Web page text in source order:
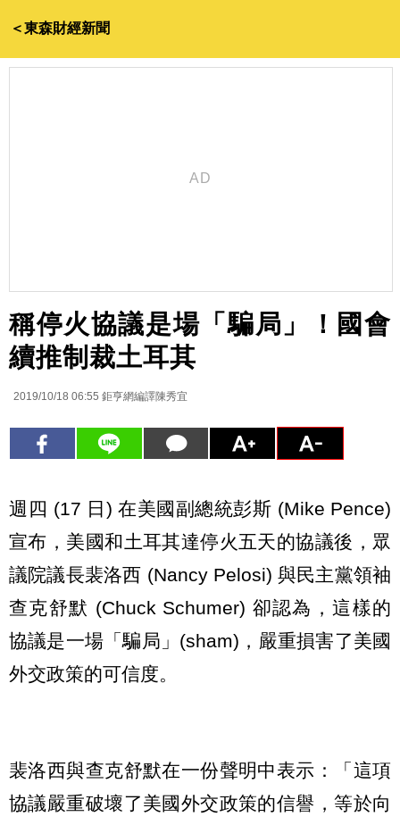
＜東森財經新聞
稱停火協議是場「騙局」！國會
續推制裁土耳其
2019/10/18 06:55 鉅亨網編譯陳秀宜
週四 (17 日) 在美國副總統彭斯 (Mike Pence)
宣布，美國和土耳其達停火五天的協議後，眾
議院議長裴洛西 (Nancy Pelosi) 與民主黨領袖
查克舒默 (Chuck Schumer) 卻認為，這樣的
協議是一場「騙局」(sham)，嚴重損害了美國
外交政策的可信度。
裴洛西與查克舒默在一份聲明中表示：「這項
協議嚴重破壞了美國外交政策的信譽，等於向